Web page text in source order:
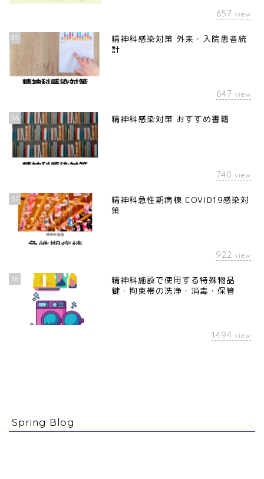
657 view
35
精神科感染対策 外来・入院患者統
計
647 view
36 精神科感染対策 おすすめ書籍
740 view
37
精神科急性期病棟 COVID19感染対
策
922 view
38
精神科施設で使用する特殊物品
鍵・拘束帯の洗浄・消毒・保管
1494 view
Spring Blog